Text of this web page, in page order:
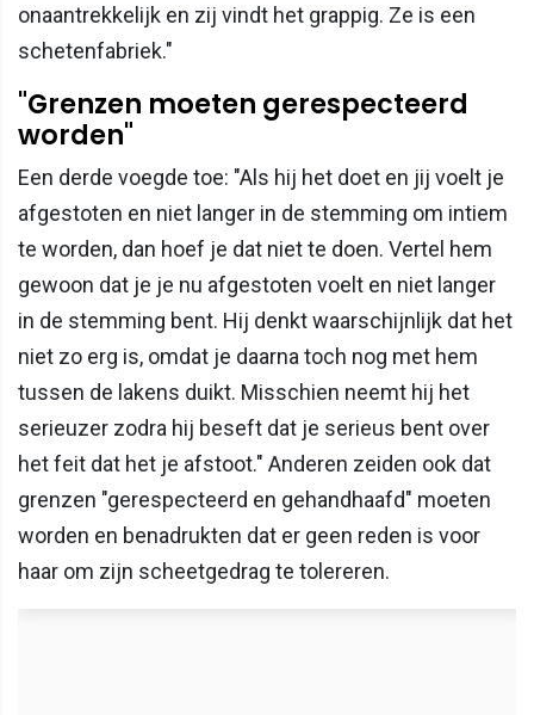
onaantrekkelijk en zij vindt het grappig. Ze is een
schetenfabriek."
"Grenzen moeten gerespecteerd
worden"
Een derde voegde toe: "Als hij het doet en jij voelt je
afgestoten en niet langer in de stemming om intiem
te worden, dan hoef je dat niet te doen. Vertel hem
gewoon dat je je nu afgestoten voelt en niet langer
in de stemming bent. Hij denkt waarschijnlijk dat het
niet zo erg is, omdat je daarna toch nog met hem
tussen de lakens duikt. Misschien neemt hij het
serieuzer zodra hij beseft dat je serieus bent over
het feit dat het je afstoot." Anderen zeiden ook dat
grenzen "gerespecteerd en gehandhaafd" moeten
worden en benadrukten dat er geen reden is voor
haar om zijn scheetgedrag te tolereren.